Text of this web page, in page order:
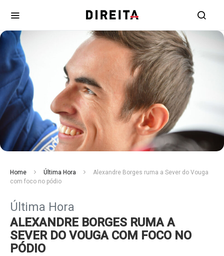
Home Última Hora
Alexandre Borges ruma a Sever do Vouga
com foco no pódio
Última Hora
ALEXANDRE BORGES RUMA A
SEVER DO VOUGA COM FOCO NO
PÓDIO